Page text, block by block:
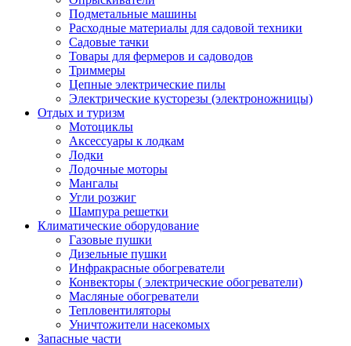
Подметальные машины
Расходные материалы для садовой техники
Садовые тачки
Товары для фермеров и садоводов
Триммеры
Цепные электрические пилы
Электрические кусторезы (электроножницы)
Отдых и туризм
Мотоциклы
Аксессуары к лодкам
Лодки
Лодочные моторы
Мангалы
Угли розжиг
Шампура решетки
Климатические оборудование
Газовые пушки
Дизельные пушки
Инфракрасные обогреватели
Конвекторы ( электрические обогреватели)
Масляные обогреватели
Тепловентиляторы
Уничтожители насекомых
Запасные части